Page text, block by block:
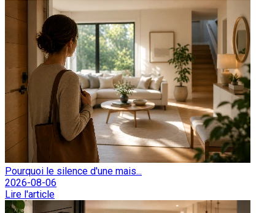
Pourquoi le silence d'une mais...
2026-08-06
Lire l'article